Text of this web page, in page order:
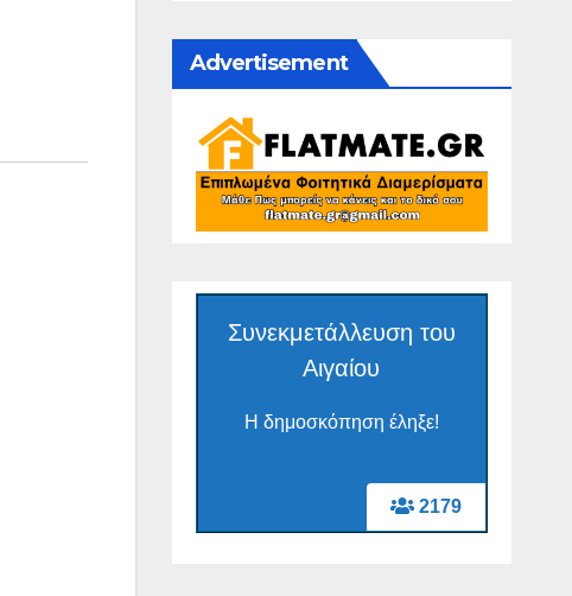
Advertisement
2179
Συνεκμετάλλευση του
Αιγαίου
Η δημοσκόπηση έληξε!